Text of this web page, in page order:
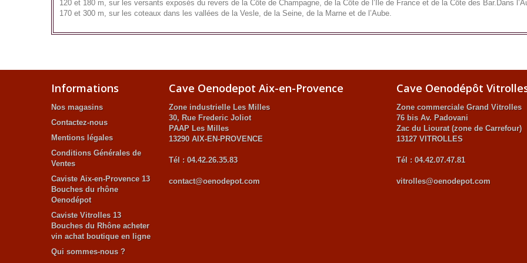
120 et 180 m, sur les versants exposés du revers de la Côte de Champagne, de la Côte de l’Île de France et de la Côte des Bar.Dans
170 et 300 m, sur les coteaux dans les vallées de la Vesle, de la Seine, de la Marne et de l’Aube.
Informations
Nos magasins
Contactez-nous
Mentions légales
Conditions Générales de
Ventes
Caviste Aix-en-Provence 13
Bouches du rhône
Oenodépot
Caviste Vitrolles 13
Bouches du Rhône acheter
vin achat boutique en ligne
Qui sommes-nous ?
Cave Oenodepot Aix-en-Provence
Zone industrielle Les Milles
30, Rue Frederic Joliot
PAAP Les Milles
13290 AIX-EN-PROVENCE
Tél : 04.42.26.35.83
contact@oenodepot.com
Cave Oenodépôt
Zone commerciale Grand Vitrolles
76 bis Av. Padovani
Zac du Liourat (zone de Carrefour)
13127 VITROLLES
Tél : 04.42.07.47.81
vitrolles@oenodepot.com